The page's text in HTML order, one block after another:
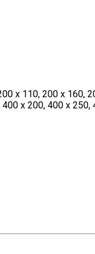
x 110, 200 x 160,
x 200, 400 x 250,